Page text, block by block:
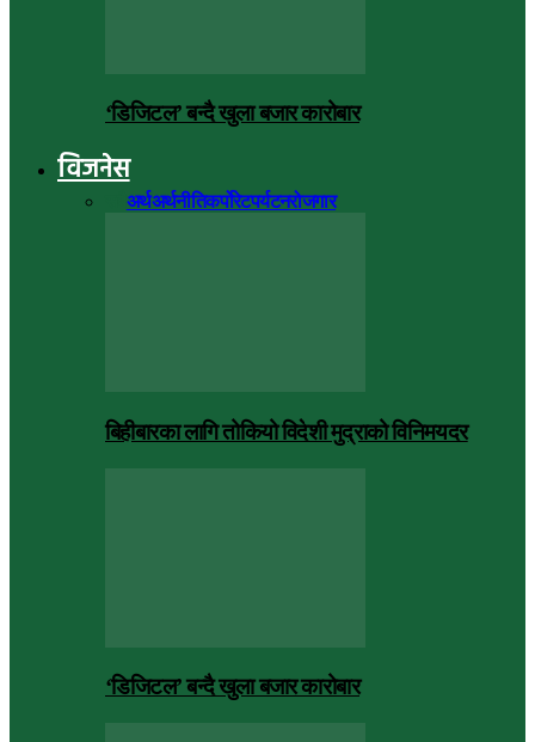
‘डिजिटल’ बन्दै खुला बजार कारोबार
विजनेस
अर्थअर्थनीतिकर्पोरेटपर्यटनरोजगार
बिहीबारका लागि तोकियो विदेशी मुद्राको विनिमयदर
‘डिजिटल’ बन्दै खुला बजार कारोबार